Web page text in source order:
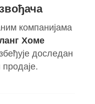
компанијама
Хоме
доследан